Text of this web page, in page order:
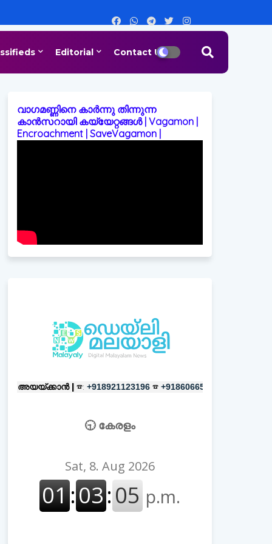
Editorial Contact Us
വാഗമണ്ണിനെ കാർന്നു തിന്നുന്ന
കാൻസറായി കയ്യേറ്റങ്ങൾ | Vagamon |
Encroachment | SaveVagamon |
| ☎: +918921123196 ☎ +918606657037 പരസ്യങ്ങൾക്ക്
🕤 കേരളം